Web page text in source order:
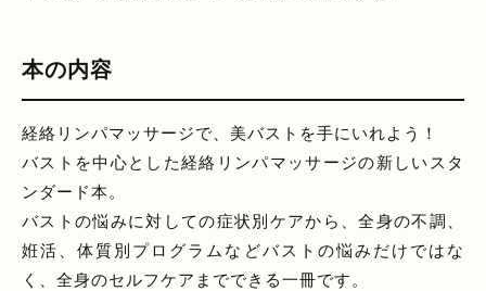
本の内容
経絡リンパマッサージで、美バストを手にいれよう！
バストを中心とした経絡リンパマッサージの新しいスタ
ンダード本。
バストの悩みに対しての症状別ケアから、全身の不調、
姙活、体質別プログラムなどバストの悩みだけではな
く、全身のセルフケアまでできる一冊です。